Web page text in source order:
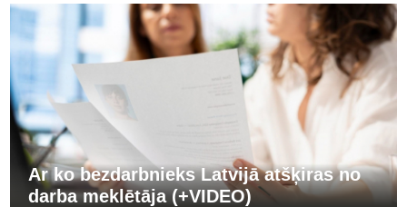
Ar ko bezdarbnieks Latvijā atšķiras no
darba meklētāja (+VIDEO)